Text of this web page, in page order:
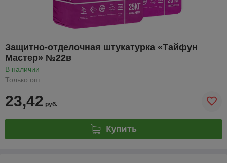
Защитно-отделочная штукатурка «Тайфун
Мастер» №22в
В наличии
Только опт
23,42 руб.
Купить